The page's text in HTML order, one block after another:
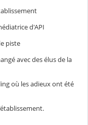
d'API
piste
avec des élus de la
où les adieux ont été